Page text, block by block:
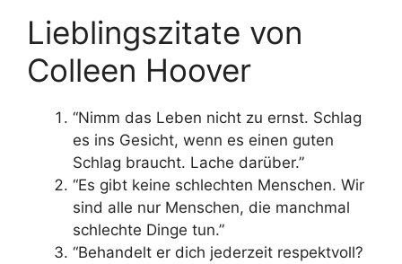
Lieblingszitate von
Colleen Hoover
“Nimm das Leben nicht zu ernst. Schlag
es ins Gesicht, wenn es einen guten
Schlag braucht. Lache darüber.”
“Es gibt keine schlechten Menschen. Wir
sind alle nur Menschen, die manchmal
schlechte Dinge tun.”
“Behandelt er dich jederzeit respektvoll?